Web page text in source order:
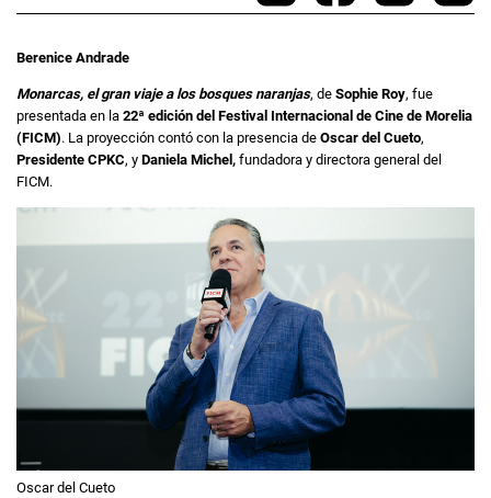
Berenice Andrade
Monarcas, el gran viaje a los bosques naranjas, de Sophie Roy, fue
presentada en la 22ª edición del Festival Internacional de Cine de Morelia
(FICM). La proyección contó con la presencia de Oscar del Cueto,
Presidente CPKC, y Daniela Michel, fundadora y directora general del
FICM.
Oscar del Cueto